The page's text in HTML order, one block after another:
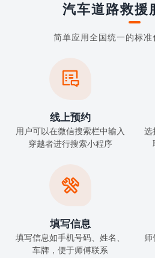
汽车道路救援
简单应用全国统一的标

线上预约
用户可以在微信搜索栏中输入
穿越者进行搜索小程序
选

填写信息
填写信息如手机号码、姓名、
车牌，便于师傅联系
师